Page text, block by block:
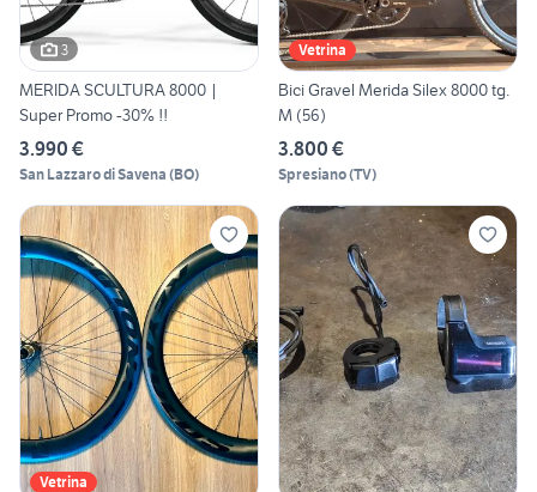
3
MERIDA SCULTURA 8000 |
Super Promo -30% !!
3.990 €
San Lazzaro di Savena (BO)
Vetrina
Bici Gravel Merida Silex 8000 tg.
M (56)
3.800 €
Spresiano(TV)
Vetrina